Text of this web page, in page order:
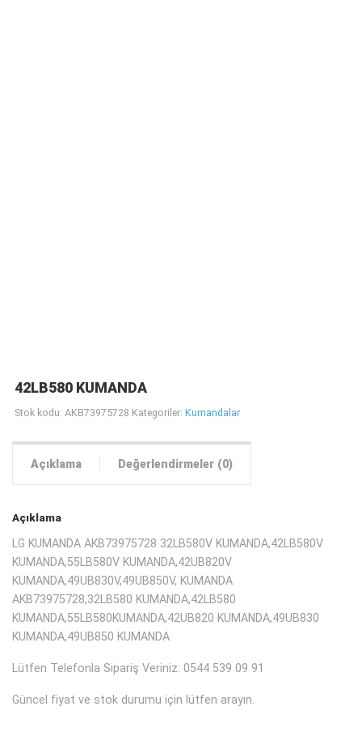
42LB580 KUMANDA
Stok kodu: AKB73975728 Kategoriler: Kumandalar
Açıklama Değerlendirmeler (0)
Açıklama
LG KUMANDA AKB73975728 32LB580V KUMANDA,42LB580V
KUMANDA,55LB580V KUMANDA,42UB820V
KUMANDA,49UB830V,49UB850V, KUMANDA
AKB73975728,32LB580 KUMANDA,42LB580
KUMANDA,55LB580KUMANDA,42UB820 KUMANDA,49UB830
KUMANDA,49UB850 KUMANDA
Lütfen Telefonla Sipariş Veriniz. 0544 539 09 91
Güncel fiyat ve stok durumu için lütfen arayın.